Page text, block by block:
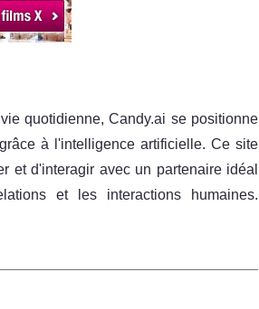
quotidienne, Candy.ai se positionne
à l'intelligence artificielle. Ce site
et d'interagir avec un partenaire idéal
et les interactions humaines.